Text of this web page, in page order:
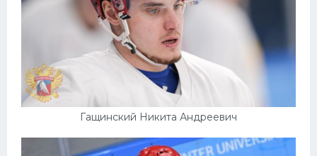
Гащинский Никита Андреевич